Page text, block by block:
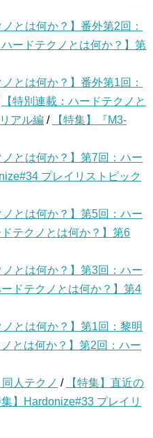
とは何か？】番外第2回：
ハードテクノとは何か？】第
とは何か？】番外第1回：
【特別連載：ハードテクノと
アル編 /
【特集】『M3-
ノとは何か？】第7回：ハー
プレイリストピック
ノとは何か？】第5回：ハー
ドテクノとは何か？】第6
ノとは何か？】第3回：ハー
ードテクノとは何か？】第4
ノとは何か？】第1回：黎明
とは何か？】第2回：ハー
人テクノ /
【特集】直近の
集】Hardonize#33 プレイリ